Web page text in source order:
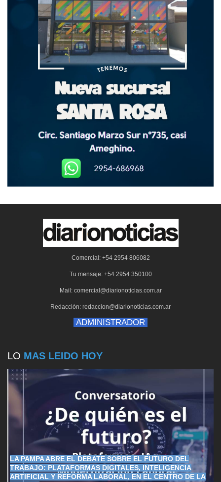
Comercial: +54 2954 806082
Tu mensaje: +54 2954 350100
Mail: comercial@diarionoticias.com.ar
Redacción: redaccion@diarionoticias.com.ar
ADMINISTRADOR
LO MAS LEIDO HOY
LA PAMPA ABRE EL DEBATE SOBRE EL FUTURO DEL
TRABAJO: PLATAFORMAS DIGITALES, INTELIGENCIA
ARTIFICIAL Y REFORMA LABORAL, EN EL CENTRO DE LA